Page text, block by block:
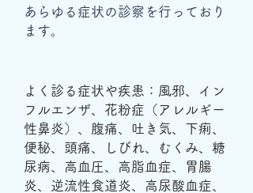
あらゆる症状の診察を行っており
ます。
よく診る症状や疾患：風邪、イン
フルエンザ、花粉症（アレルギー
性鼻炎）、腹痛、吐き気、下痢、
便秘、頭痛、しびれ、むくみ、糖
尿病、高血圧、高脂血症、胃腸
炎、逆流性食道炎、高尿酸血症、